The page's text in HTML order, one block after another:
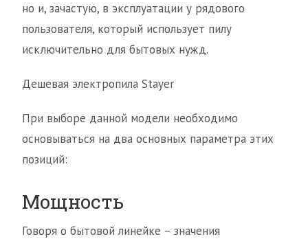
но и, зачастую, в эксплуатации у рядового
пользователя, который использует пилу
исключительно для бытовых нужд.
Дешевая электропила Stayer
При выборе данной модели необходимо
основываться на два основных параметра этих
позиций:
Мощность
Говоря о бытовой линейке – значения